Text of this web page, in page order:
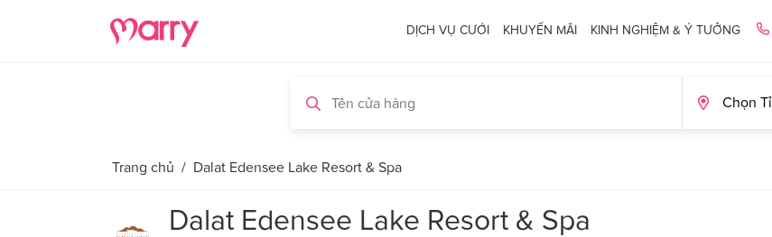
DỊCH VỤ CƯỚI KHUYẾN MÃI KINH NGHIỆM & Ý TƯỞNG
Trang chủ / Dalat Edensee Lake Resort & Spa
Dalat Edensee Lake Resort & Spa